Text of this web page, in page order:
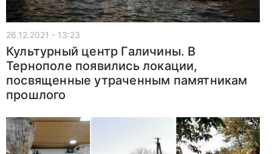
26.12.2021 - 13:23
Культурный центр Галичины. В
Тернополе появились локации,
посвященные утраченным памятникам
прошлого